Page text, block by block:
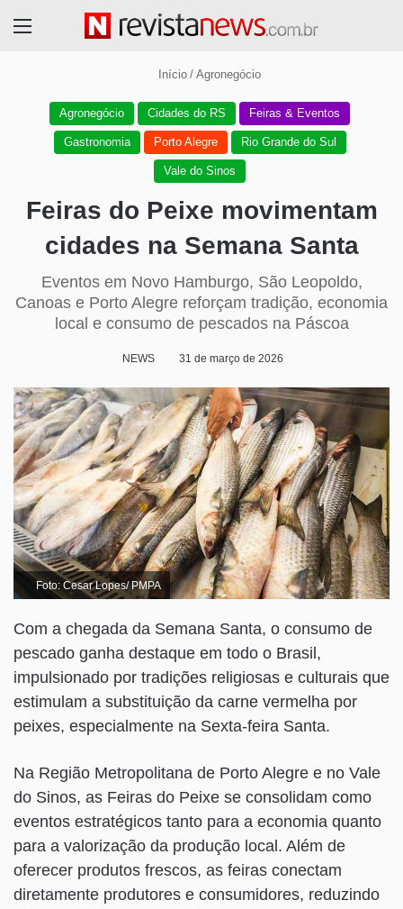
Início / Agronegócio
Agronegócio Cidades do RS Feiras & Eventos
Gastronomia Porto Alegre Rio Grande do Sul
Vale do Sinos
Feiras do Peixe movimentam
cidades na Semana Santa
Eventos em Novo Hamburgo, São Leopoldo,
Canoas e Porto Alegre reforçam tradição, economia
local e consumo de pescados na Páscoa
NEWS 31 de março de 2026
Foto: Cesar Lopes/ PMPA
Com a chegada da Semana Santa, o consumo de
pescado ganha destaque em todo o Brasil,
impulsionado por tradições religiosas e culturais que
estimulam a substituição da carne vermelha por
peixes, especialmente na Sexta-feira Santa.
Na Região Metropolitana de Porto Alegre e no Vale
do Sinos, as Feiras do Peixe se consolidam como
eventos estratégicos tanto para a economia quanto
para a valorização da produção local. Além de
oferecer produtos frescos, as feiras conectam
diretamente produtores e consumidores, reduzindo